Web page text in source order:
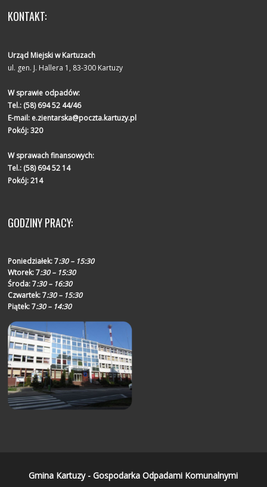
KONTAKT:
Urząd Miejski w Kartuzach
ul. gen. J. Hallera 1, 83-300 Kartuzy
W sprawie odpadów:
Tel.: (58) 694 52 44/46
E-mail: e.zientarska@poczta.kartuzy.pl
Pokój: 320
W sprawach finansowych:
Tel.: (58) 694 52 14
Pokój: 214
GODZINY PRACY:
Poniedziałek:7:30 – 15:30
Wtorek:7:30 – 15:30
Środa:7:30 – 16:30
Czwartek:7:30 – 15:30
Piątek:7:30 – 14:30
Gmina Kartuzy - Gospodarka Odpadami Komunalnymi